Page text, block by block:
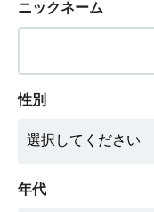
ニックネーム
性別
年代